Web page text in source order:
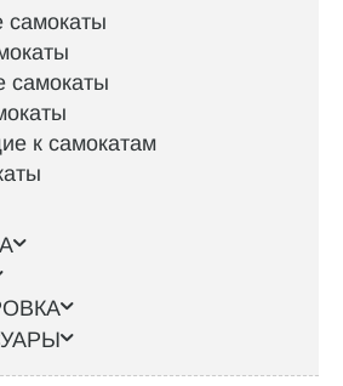
самокаты
к самокатам